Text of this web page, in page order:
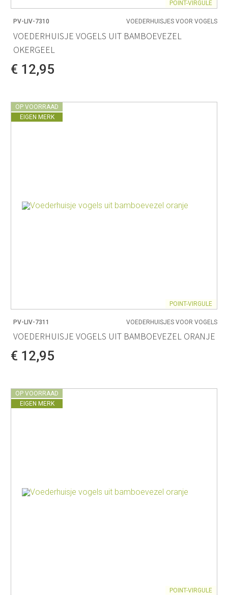
POINT-VIRGULE
PV-LIV-7310 VOEDERHUISJES VOOR VOGELS
VOEDERHUISJE VOGELS UIT BAMBOEVEZEL
OKERGEEL
€ 12,95
OP VOORRAAD
EIGEN MERK
POINT-VIRGULE
PV-LIV-7311 VOEDERHUISJES VOOR VOGELS
VOEDERHUISJE VOGELS UIT BAMBOEVEZEL ORANJE
€ 12,95
OP VOORRAAD
EIGEN MERK
POINT-VIRGULE